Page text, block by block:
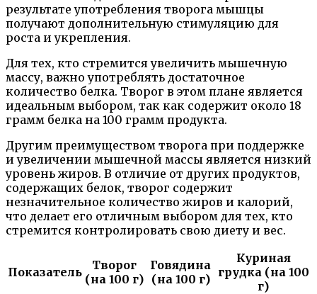
результате употребления творога мышцы
получают дополнительную стимуляцию для
роста и укрепления.
Для тех, кто стремится увеличить мышечную
массу, важно употреблять достаточное
количество белка. Творог в этом плане является
идеальным выбором, так как содержит около 18
грамм белка на 100 грамм продукта.
Другим преимуществом творога при поддержке
и увеличении мышечной массы является низкий
уровень жиров. В отличие от других продуктов,
содержащих белок, творог содержит
незначительное количество жиров и калорий,
что делает его отличным выбором для тех, кто
стремится контролировать свою диету и вес.
Показатель
Творог
(на 100 г)
Говядина
(на 100 г)
Куриная
грудка (на 100
г)